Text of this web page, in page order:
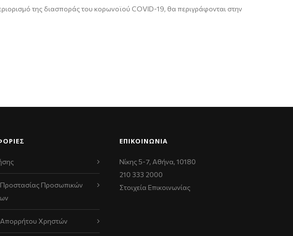
της διασποράς του κορωνοϊού COVID-19, θα περιγράφονται στην
Προστασίας Προσωπικών
Απορρήτου Χρηστών
ΕΠΙΚΟΙΝΩΝΊΑ
Νίκης 5-7, Αθήνα, 10180
210 333 2000
Στοιχεία Επικοινωνίας